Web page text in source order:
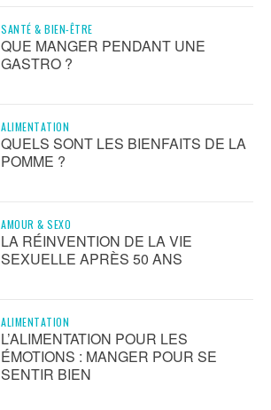
SANTÉ & BIEN-ÊTRE
QUE MANGER PENDANT UNE
GASTRO ?
ALIMENTATION
QUELS SONT LES BIENFAITS DE LA
POMME ?
AMOUR & SEXO
LA RÉINVENTION DE LA VIE
SEXUELLE APRÈS 50 ANS
ALIMENTATION
L’ALIMENTATION POUR LES
ÉMOTIONS : MANGER POUR SE
SENTIR BIEN